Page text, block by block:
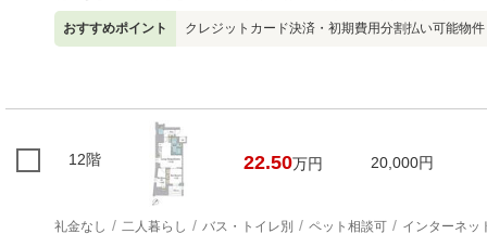
おすすめポイント クレジットカード決済・初期費用分割払い可能物
12階 22.50万円 20,000円
礼金なし 二人暮らし バス・トイレ別 ペット相談可 インターネッ